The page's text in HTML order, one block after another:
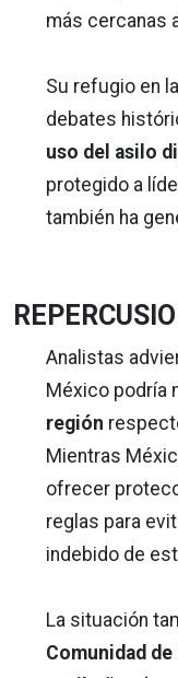
más cercanas
Su refugio en
debates
uso del asilo
protegido a
también ha
Analistas
México podría
región
Mientras
ofrecer
reglas para
indebido de
La situación
Comunidad